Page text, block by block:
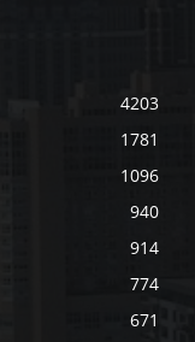
4203
1781
1096
940
914
774
671